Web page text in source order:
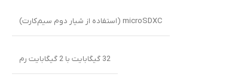
microSDXC (استفاده‌ از شیار دوم سیم‌کارت)
32 گیگابایت با 2 گیگابایت رم